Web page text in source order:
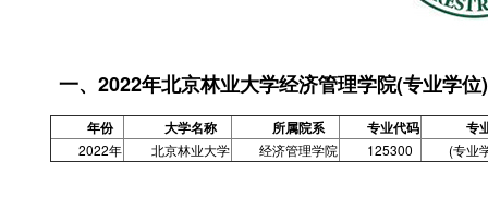
一、2022年北京林业大学经济管理学院(专业学
年份 大学名称 所属院系 专业代码 专
2022年 北京林业大学 经济管理学院 125300 (专业